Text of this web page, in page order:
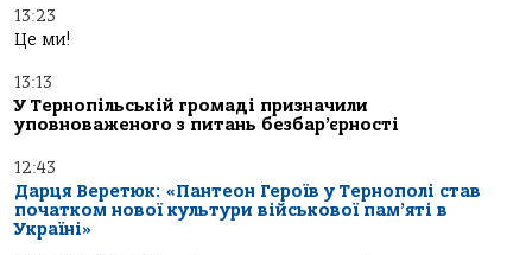
13:23
Це ми!
13:13
У Тернопільській громаді призначили
уповноваженого з питань безбар’єрності
12:43
Дарця Веретюк: «Пантеон Героїв у Тернополі став
початком нової культури військової пам’яті в
Україні»